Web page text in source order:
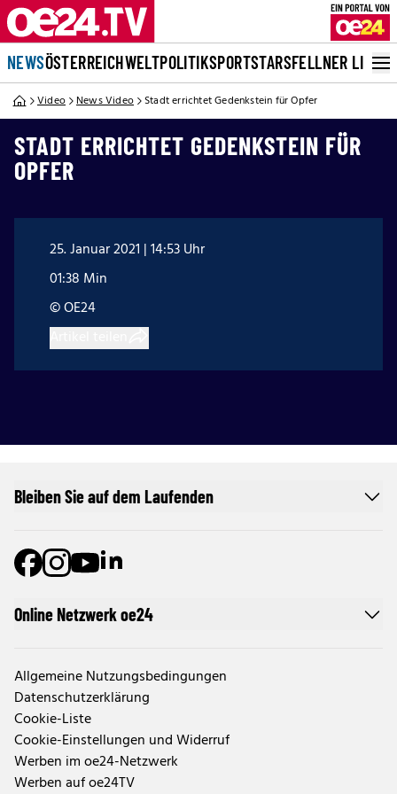
NEWSÖSTERREICHWELTPOLITIKSPORTSTARSFELLNER LIVE
Video News Video Stadt errichtet Gedenkstein für Opfer
STADT ERRICHTET GEDENKSTEIN FÜR
OPFER
25. Januar 2021 | 14:53 Uhr
01:38 Min
© OE24
Online Netzwerk oe24
Allgemeine Nutzungsbedingungen
Datenschutzerklärung
Cookie-Liste
Cookie-Einstellungen und Widerruf
Werben im oe24-Netzwerk
Werben auf oe24TV
Bleiben Sie auf dem Laufenden